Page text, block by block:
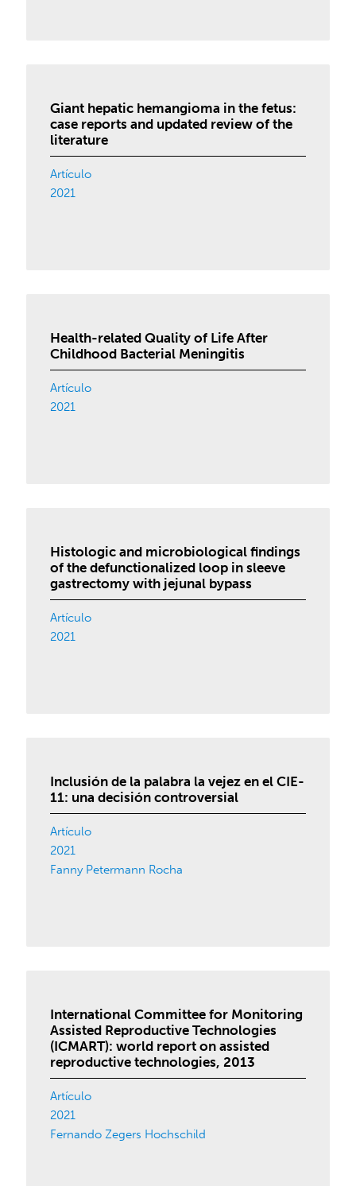
Giant hepatic hemangioma in the fetus:
case reports and updated review of the
literature
Artículo
2021
Health-related Quality of Life After
Childhood Bacterial Meningitis
Artículo
2021
Histologic and microbiological findings
of the defunctionalized loop in sleeve
gastrectomy with jejunal bypass
Artículo
2021
Inclusión de la palabra la vejez en el CIE-
11: una decisión controversial
Artículo
2021
Fanny Petermann Rocha
International Committee for Monitoring
Assisted Reproductive Technologies
(ICMART): world report on assisted
reproductive technologies, 2013
Artículo
2021
Fernando Zegers Hochschild